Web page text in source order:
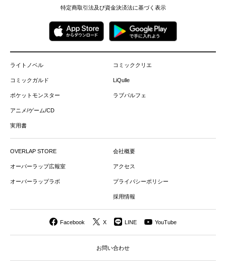
特定商取引法及び資金決済法に基づく表示
ライトノベル
コミックガルド
ポケットモンスター
アニメ/ゲーム/CD
実用書
コミッククリエ
LiQulle
ラブパルフェ
OVERLAP STORE
オーバーラップ広報室
オーバーラップラボ
会社概要
アクセス
プライバシーポリシー
採用情報
Facebook X LINE YouTube
お問い合わせ